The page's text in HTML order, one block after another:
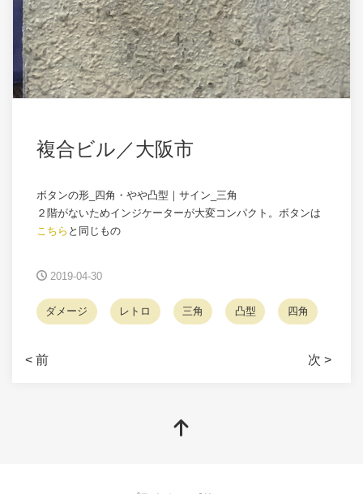
複合ビル／大阪市
ボタンの形_四角・やや凸型｜サイン_三角
２階がないためインジケーターが大変コンパクト。ボタンは
こちら と同じもの
2019-04-30
ダメージ レトロ 三角 凸型 四角
< 前 次 >